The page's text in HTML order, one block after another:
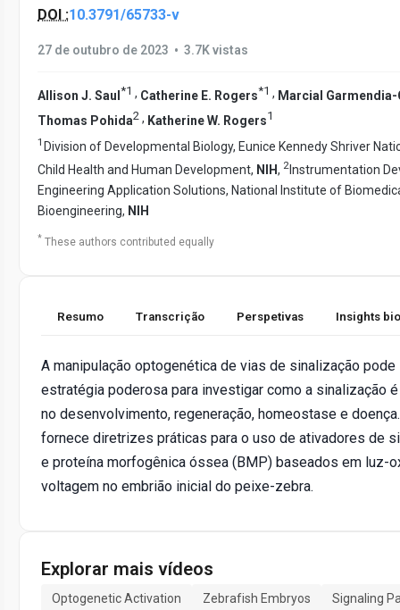
DOI :10.3791/65733-v
27 de outubro de 2023 • 3.7K vistas
Allison J. Saul *1 , Catherine E. Rogers*1 , Marcial
Thomas Pohida2 , Katherine W. Rogers1
1 Division of Developmental Biology, Eunice Kennedy Shriver
Child Health and Human Development, NIH, 2 Instrumentation
Engineering Application Solutions, National Institute of
Bioengineering, NIH
* These authors contributed equally
Resumo Transcrição Perspetivas Insights
A manipulação optogenética de vias de sinalização pode
estratégia poderosa para investigar como a sinalização
no desenvolvimento, regeneração, homeostase e
fornece diretrizes práticas para o uso de ativadores de
e proteína morfogênica óssea (BMP) baseados em luz-
voltagem no embrião inicial do peixe-zebra.
Explorar mais vídeos
Optogenetic Activation Zebrafish Embryos
Signaling